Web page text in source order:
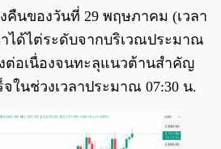
คืนของวันที่ 29 พฤษภาคม (เวลา
ได้ไต่ระดับจากบริเวณประมาณ
ต่อเนื่องจนทะลุแนวต้านสำคัญ
จในช่วงเวลาประมาณ 07:30 น.